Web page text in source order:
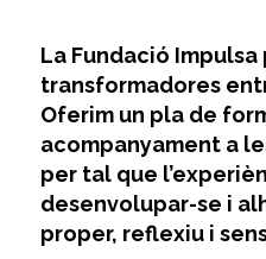
La Fundació
transformadores
Oferim un pla de
acompanyament a
per tal que
desenvolupar-se i
proper, reflexiu i